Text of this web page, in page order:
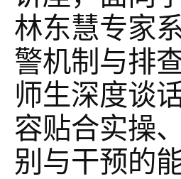
林东慧专家
警机制与排
师生深度谈
容贴合实操
别与干预的